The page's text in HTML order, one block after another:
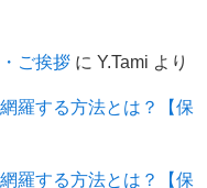
ご挨拶 にY.Tami より
羅する方法とは？【保
羅する方法とは？【保